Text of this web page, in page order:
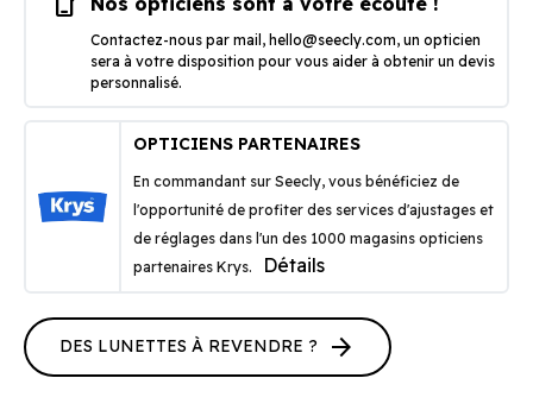
Contactez-nous par mail, hello@seecly.com, un opticien
sera à votre disposition pour vous aider à obtenir un devis
personnalisé.
OPTICIENS PARTENAIRES
En commandant sur Seecly, vous bénéficiez de
l'opportunité de profiter des services d'ajustages et
de réglages dans l'un des 1000 magasins opticiens
partenaires Krys.
Détails
DES LUNETTES À REVENDRE ? arrow_forward